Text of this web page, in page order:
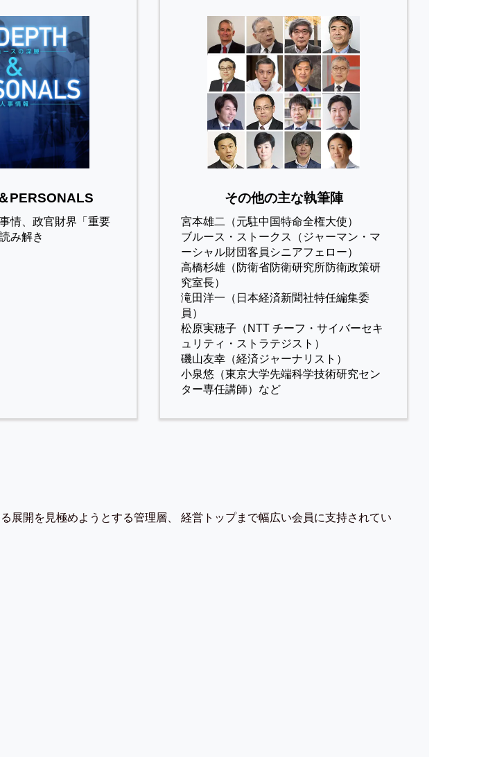
PERSONALS
情、政官財界「重要
み解き
その他の主な執筆陣
宮本雄二（元駐中国特命全権大使）
ブルース・ストークス（ジャーマン・マ
ーシャル財団客員シニアフェロー）
高橋杉雄（防衛省防衛研究所防衛政策研
究室長）
滝田洋一（日本経済新聞社特任編集委
員）
松原実穂子（NTT チーフ・サイバーセキ
ュリティ・ストラテジスト）
磯山友幸（経済ジャーナリスト）
小泉悠（東京大学先端科学技術研究セン
ター専任講師）など
展開を見極めようとする管理層、 経営トップまで幅広い会員に支持されてい